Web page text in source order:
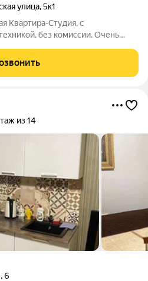
улица,5к1
Квартира-Студия, с
без комиссии. Очень
хорошая транспортная
магазинов, аптеки,
из 14
,6